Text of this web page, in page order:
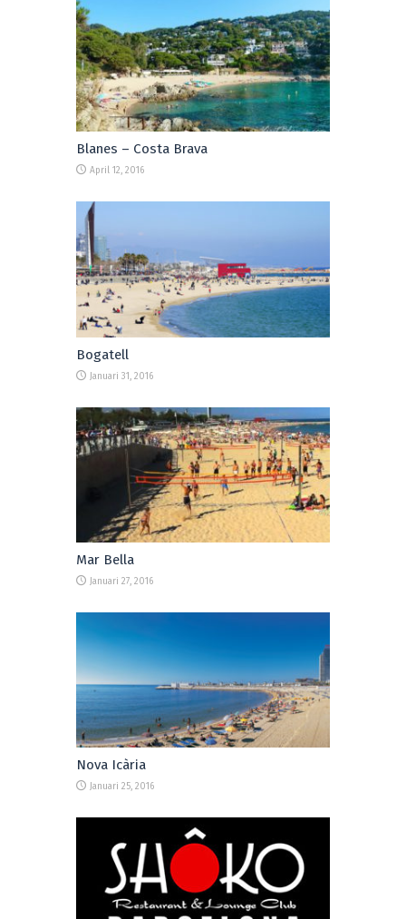
Blanes – Costa Brava
April 12, 2016
Bogatell
Januari 31, 2016
Mar Bella
Januari 27, 2016
Nova Icària
Januari 25, 2016